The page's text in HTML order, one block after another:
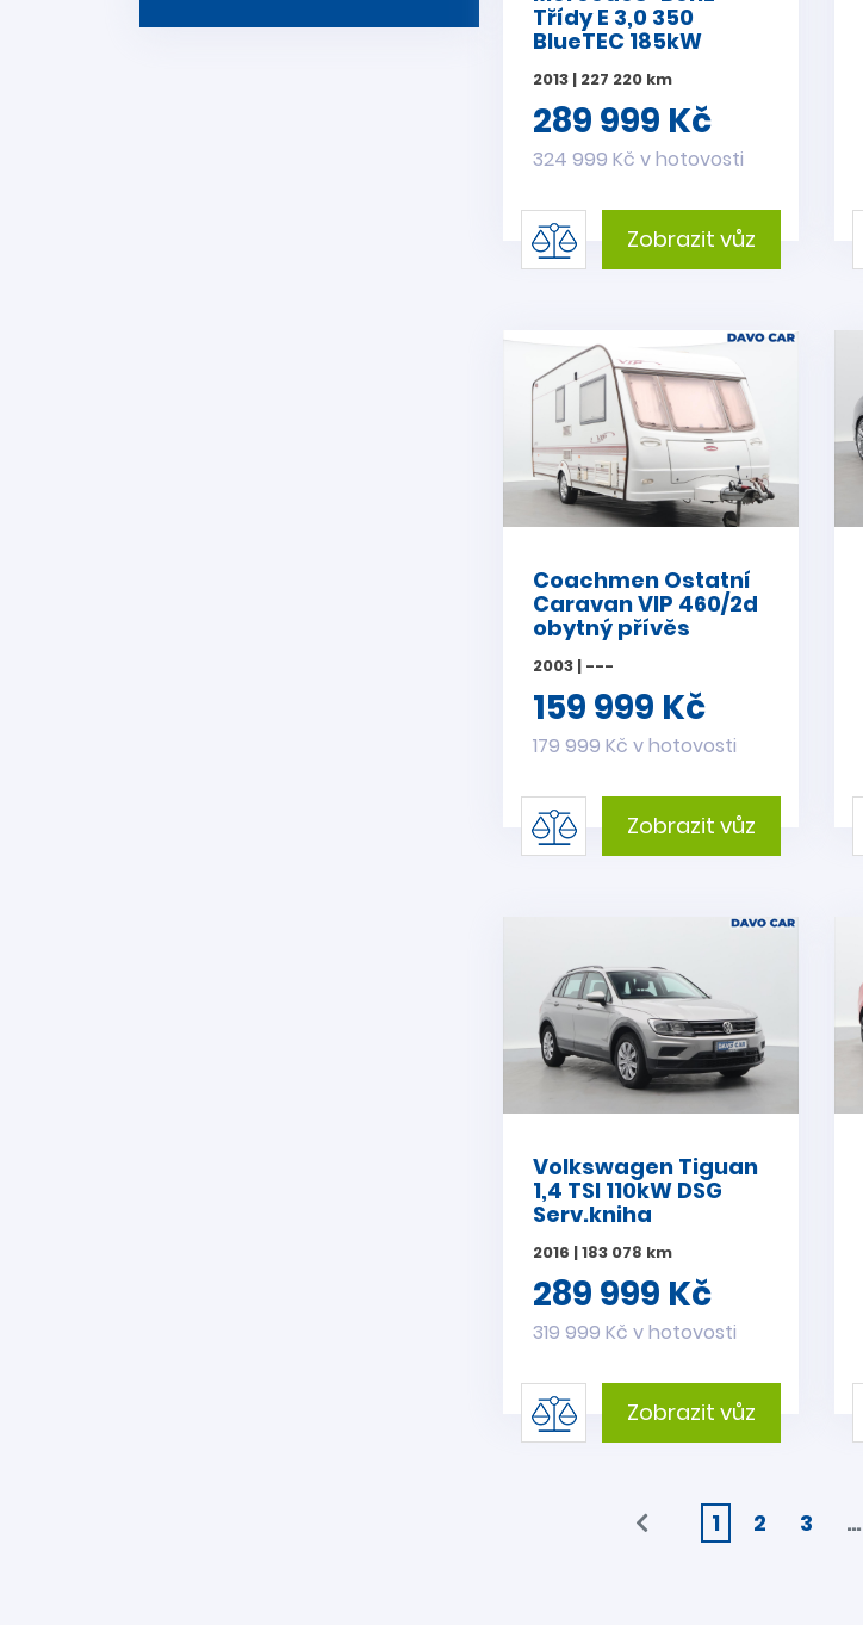
Třídy E 3,0 350
BlueTEC 185kW
2013 | 227 220 km
289 999 Kč
324 999 Kč v hotovosti
Zobrazit vůz
Coachmen Ostatní
Caravan VIP 460/2d
obytný přívěs
2003 | ---
159 999 Kč
179 999 Kč v hotovosti
Zobrazit vůz
Volkswagen Tiguan
1,4 TSI 110kW DSG
Serv.kniha
2016 | 183 078 km
289 999 Kč
319 999 Kč v hotovosti
Zobrazit vůz
1 2 3 …